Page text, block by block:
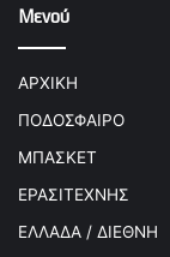
Μενού
ΑΡΧΙΚΗ
ΠΟΔΟΣΦΑΙΡΟ
ΜΠΑΣΚΕΤ
ΕΡΑΣΙΤΕΧΝΗΣ
ΕΛΛΑΔΑ / ΔΙΕΘΝΗ